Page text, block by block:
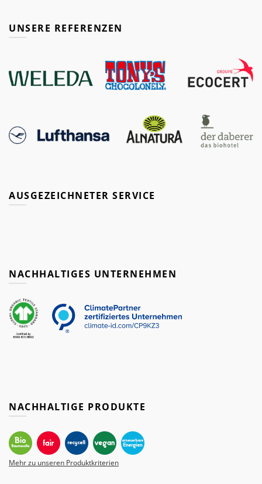
UNSERE REFERENZEN
AUSGEZEICHNETER SERVICE
NACHHALTIGES UNTERNEHMEN
NACHHALTIGE PRODUKTE
Mehr zu unseren Produktkriterien